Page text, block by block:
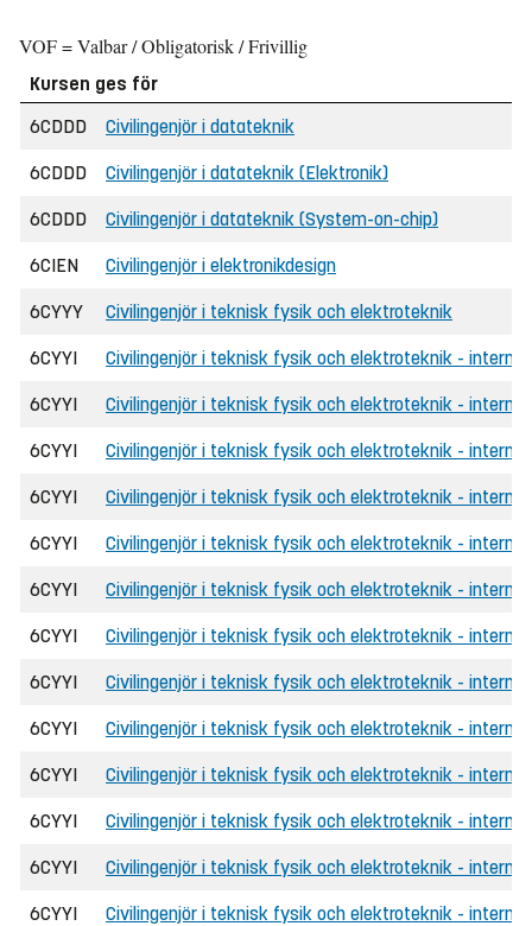
VOF = Valbar / Obligatorisk / Frivillig
Kursen ges för
6CDDD
Civilingenjör i datateknik
6CDDD Civilingenjör i datateknik (Elektronik)
6CDDD Civilingenjör i datateknik (System-on-chip)
6CIEN Civilingenjör i elektronikdesign
6CYYY Civilingenjör i teknisk fysik och elektroteknik
6CYYI Civilingenjör i teknisk fysik och elektroteknik -
6CYYI Civilingenjör i teknisk fysik och elektroteknik -
6CYYI Civilingenjör i teknisk fysik och elektroteknik -
6CYYI Civilingenjör i teknisk fysik och elektroteknik -
6CYYI Civilingenjör i teknisk fysik och elektroteknik -
6CYYI Civilingenjör i teknisk fysik och elektroteknik -
6CYYI Civilingenjör i teknisk fysik och elektroteknik -
6CYYI Civilingenjör i teknisk fysik och elektroteknik -
6CYYI Civilingenjör i teknisk fysik och elektroteknik -
6CYYI Civilingenjör i teknisk fysik och elektroteknik -
6CYYI Civilingenjör i teknisk fysik och elektroteknik -
6CYYI Civilingenjör i teknisk fysik och elektroteknik -
6CYYI Civilingenjör i teknisk fysik och elektroteknik -